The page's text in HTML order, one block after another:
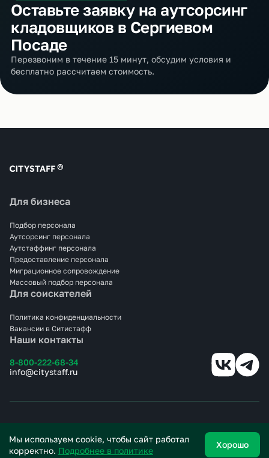
Оставьте заявку на аутсорсинг
кладовщиков в Сергиевом
Посаде
Перезвоним в течение 15 минут, обсудим условия и
бесплатно рассчитаем стоимость.
Наши контакты
8-800-222-68-34
info@citystaff.ru
Для бизнеса
Подбор персонала
Аутсорсинг персонала
Аутстаффинг персонала
Предоставление персонала
Миграционное сопровождение
Массовый подбор персонала
Для соискателей
Политика конфиденциальности
Вакансии в Ситистафф
Все права защищены.
Мы используем cookie, чтобы сайт работал
корректно. Подробнее в политике
Хорошо